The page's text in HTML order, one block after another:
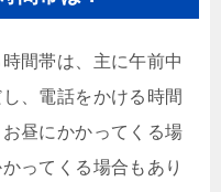
間帯は、主に午前中
、電話をかける時間
昼にかかってくる場
ってくる場合もあり